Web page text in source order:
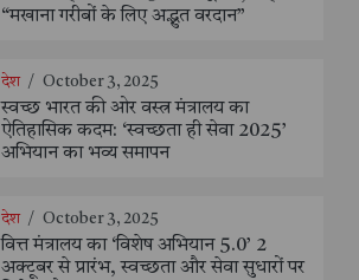
“मखाना गरीबों के लिए अद्भुत वरदान”
देश / October 3, 2025
स्वच्छ भारत की ओर वस्त्र मंत्रालय का
ऐतिहासिक कदम: ‘स्वच्छता ही सेवा 2025’
अभियान का भव्य समापन
देश / October 3, 2025
वित्त मंत्रालय का ‘विशेष अभियान 5.0’ 2
अक्टूबर से प्रारंभ, स्वच्छता और सेवा सुधारों पर